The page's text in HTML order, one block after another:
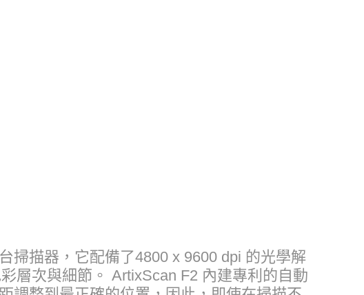
掃描器，它配備了4800 x 9600 dpi 的光學解
層次與細節。 ArtixScan F2 內建專利的自動